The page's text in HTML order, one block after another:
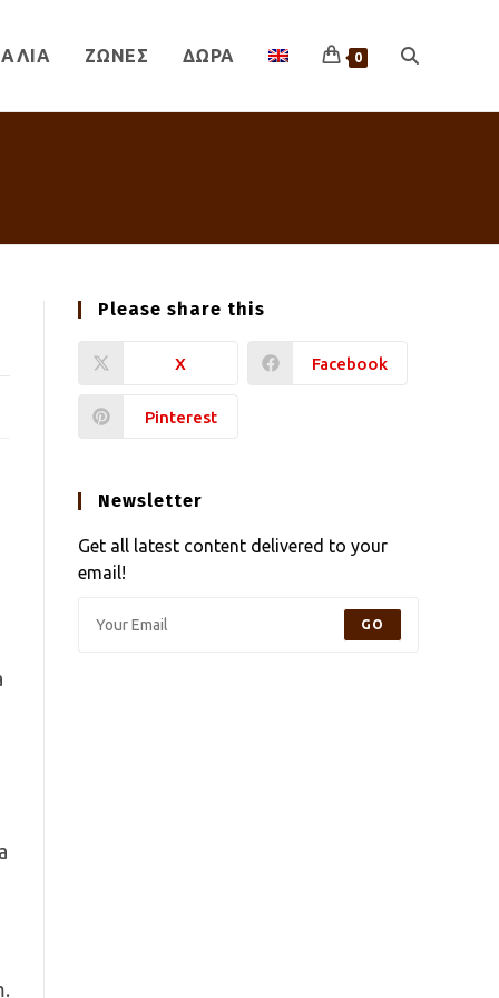
ΖΩΝΕΣ ΔΩΡΑ 0 TOGGLE
Please share this
X Facebook
Pinterest
Newsletter
Get all latest content delivered to your
email!
GO